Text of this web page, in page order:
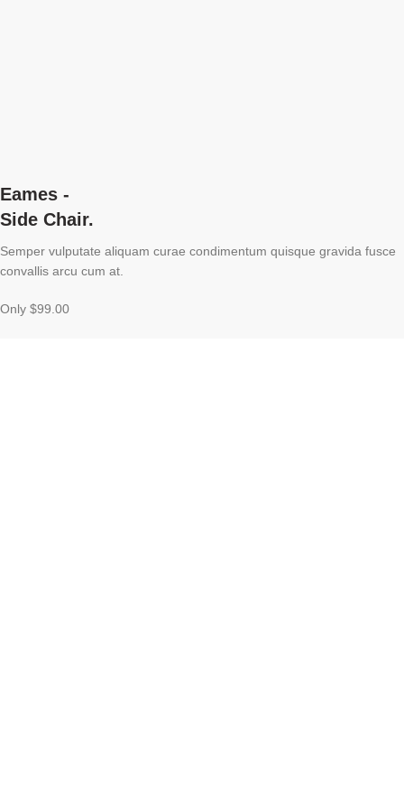
Eames -
Side Chair.
Semper vulputate aliquam curae condimentum quisque gravida fusce
convallis arcu cum at.
Only $99.00